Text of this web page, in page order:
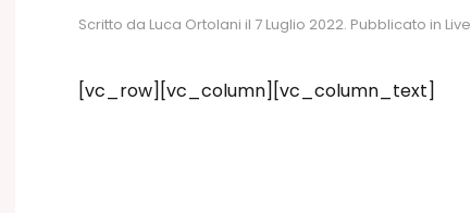
Scritto da Luca Ortolani il 7 Luglio 2022. Pubblicato in Live
[vc_row][vc_column][vc_column_text]